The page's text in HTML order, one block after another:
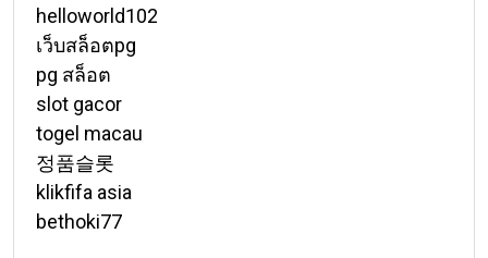
helloworld102
เว็บสล็อตpg
pg สล็อต
slot gacor
togel macau
정품슬롯
klikfifa asia
bethoki77